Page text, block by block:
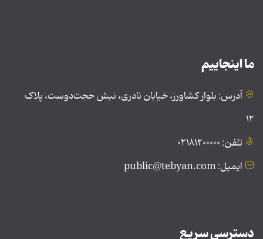
ما اینجاییم
آدرس: بلوار کشاورز، خیابان نادری، نبش حجت‌دوست، پلاک
۱۲
تلفن: ۰۲۱۸۱۲۰۰۰۰۰
ایمیل: public@tebyan.com
دسترسی سریع